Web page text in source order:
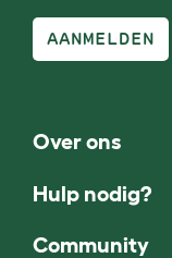
AANMELDEN
Over ons
Hulp nodig?
Community